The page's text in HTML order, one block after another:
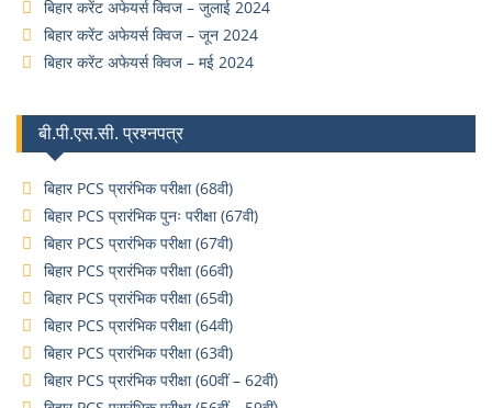
बिहार करेंट अफेयर्स क्विज – जुलाई 2024
बिहार करेंट अफेयर्स क्विज – जून 2024
बिहार करेंट अफेयर्स क्विज – मई 2024
बी.पी.एस.सी. प्रश्नपत्र
बिहार PCS प्रारंभिक परीक्षा (68वी)
बिहार PCS प्रारंभिक पुनः परीक्षा (67वी)
बिहार PCS प्रारंभिक परीक्षा (67वी)
बिहार PCS प्रारंभिक परीक्षा (66वी)
बिहार PCS प्रारंभिक परीक्षा (65वी)
बिहार PCS प्रारंभिक परीक्षा (64वी)
बिहार PCS प्रारंभिक परीक्षा (63वी)
बिहार PCS प्रारंभिक परीक्षा (60वीं – 62वीं)